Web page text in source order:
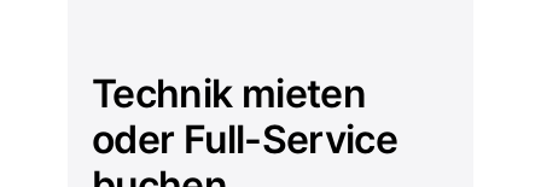
Technik mieten
oder Full-Service